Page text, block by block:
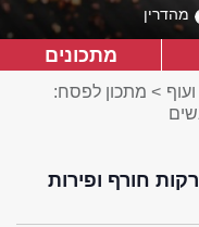
מהדרין
מתכונים
> מתכון לפסח:
חורף ופירות